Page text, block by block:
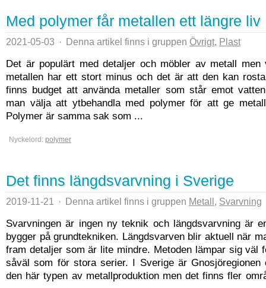
Med polymer får metallen ett längre liv
2021-05-03 · Denna artikel finns i gruppen Övrigt, Plast
Det är populärt med detaljer och möbler av metall
metallen har ett stort minus och det är att den kan
finns budget att använda metaller som står emot
man välja att ytbehandla med polymer för att ge
Polymer är samma sak som ...
Nyckelord: polymer
Det finns längdsvarvning i Sverige
2019-11-21 · Denna artikel finns i gruppen Metall, Svarvning
Svarvningen är ingen ny teknik och längdsvarvning är
bygger på grundtekniken. Längdsvarven blir aktuell när
fram detaljer som är lite mindre. Metoden lämpar sig väl
såväl som för stora serier. I Sverige är Gnosjöregionen
den här typen av metallproduktion men det finns fler